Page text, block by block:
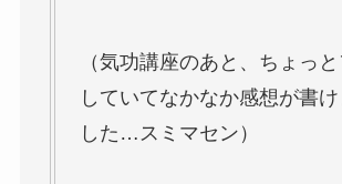
（気功講座のあと、ちょっ
していてなかなか感想が書
した…スミマセン）